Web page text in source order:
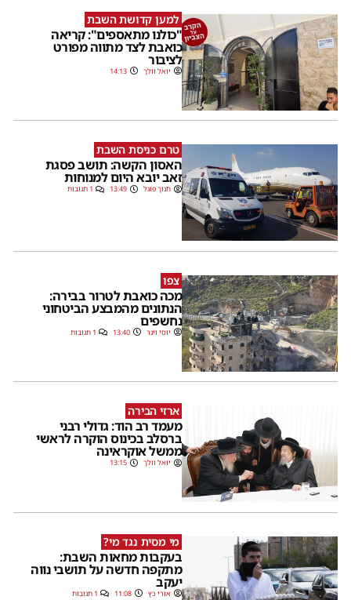
למען קדושת השבת
"כולנו מתאספים": קריאה
כואבת לצד מתווה מפורט
לציבור
יואל וולך 14:13
טרם כניסת השבת
האסון הקשה: תושב פסגת
זאב יובא היום למנוחות
חנוך פוגל 13:49 1 תגובות
צפו
מכה כואבת לטרור בבירה:
הנתונים מהמבצע הביטחוני
נחשפים
יוסי וינר 13:40 1 תגובות
ארזי הבירה
מעמד רב הוד: גדולי רבני
ברסלב בכינוס הוקרה לראשי
ממשל אוקראינה
יואל וולך 13:15
מי מסית נגד מי?
בעקבות מחאות השבת:
מתקפה חדשה על תושבי נווה
יעקב
אורי כץ 11:08 1 תגובות